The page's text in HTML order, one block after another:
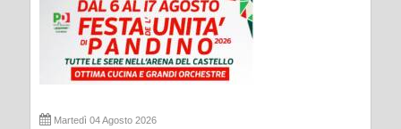
Martedì 04 Agosto 2026